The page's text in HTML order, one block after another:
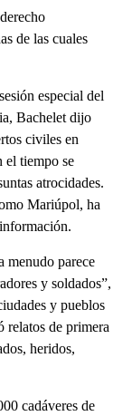
de las cuales
especial del
Bachelet dijo
civiles en
el tiempo se
atrocidades.
Mariúpol, ha
menudo parece
y soldados”,
y pueblos
relatos de primera
heridos,
cadáveres de